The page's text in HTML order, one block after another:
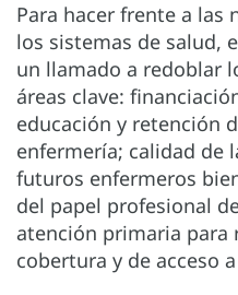
Para hacer frente a las
los sistemas de salud,
un llamado a redoblar
áreas clave:
educación y retención
enfermería; calidad de
futuros enfermeros
del papel profesional
atención primaria para
cobertura y de acceso